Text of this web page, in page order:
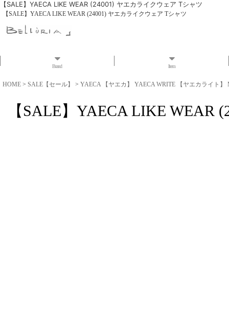
【SALE】YAECA LIKE WEAR (24001) ヤエカライクウェア Tシャツ
【SALE】YAECA LIKE WEAR (24001) ヤエカライクウェア Tシャツ
Brand Item
HOME > SALE【セール】 > YAECA 【ヤエカ】 YAECA WRITE 【ヤエカライト】
【SALE】YAECA LIKE